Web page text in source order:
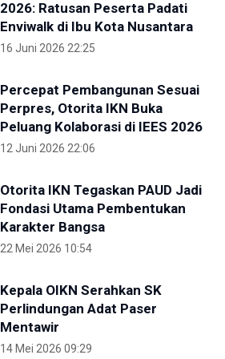
2026: Ratusan Peserta Padati
Enviwalk di Ibu Kota Nusantara
16 Juni 2026 22:25
Percepat Pembangunan Sesuai
Perpres, Otorita IKN Buka
Peluang Kolaborasi di IEES 2026
12 Juni 2026 22:06
Otorita IKN Tegaskan PAUD Jadi
Fondasi Utama Pembentukan
Karakter Bangsa
22 Mei 2026 10:54
Kepala OIKN Serahkan SK
Perlindungan Adat Paser
Mentawir
14 Mei 2026 09:29